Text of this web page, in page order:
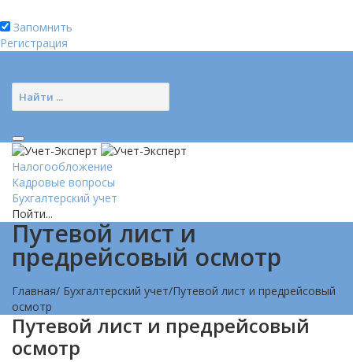
Запомнить
Регистрация
Налогообложение
Кадровые вопросы
Бухгалтерский учет
Пойти...
Путевой лист и
предрейсовый осмотр
Главная/ Бухгалтерский учет/Путевой лист и предрейсовый
осмотр
Путевой лист и предрейсовый
осмотр